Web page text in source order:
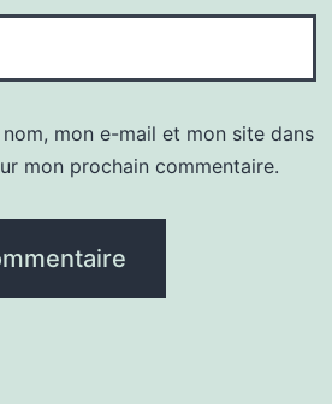
mon e-mail et mon site dans
mon prochain commentaire.